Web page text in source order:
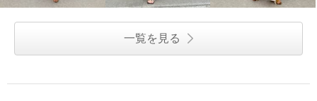
一覧を見る